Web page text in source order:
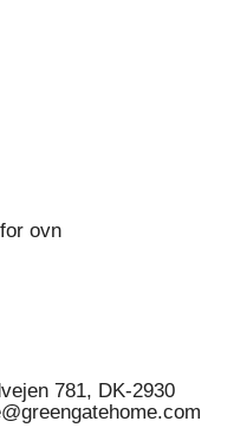
ovn
781, DK-2930